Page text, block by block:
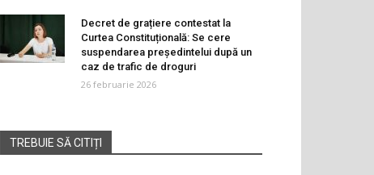
Decret de grațiere contestat la
Curtea Constituțională: Se cere
suspendarea președintelui după un
caz de trafic de droguri
26 februarie 2026
TREBUIE SĂ CITIȚI